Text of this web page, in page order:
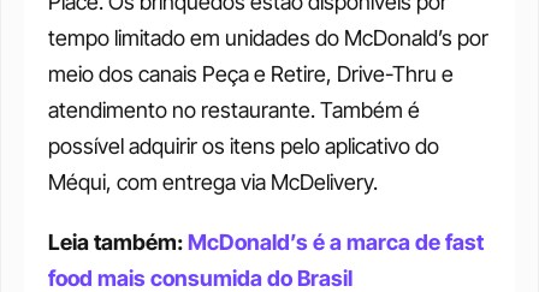
tempo limitado em unidades do McDonald’s por
meio dos canais Peça e Retire, Drive-Thru e
atendimento no restaurante. Também é
possível adquirir os itens pelo aplicativo do
Méqui, com entrega via McDelivery.
Leia também: McDonald’s é a marca de fast
food mais consumida do Brasil